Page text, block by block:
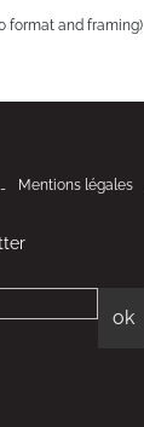
format and framing)
Mentions légales